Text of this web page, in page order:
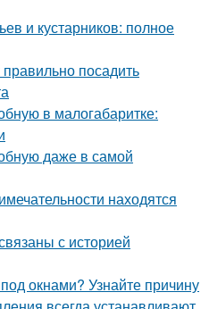
и кустарников: полное
посадить
в малогабаритке:
даже в самой
находятся
с историей
окнами? Узнайте причину